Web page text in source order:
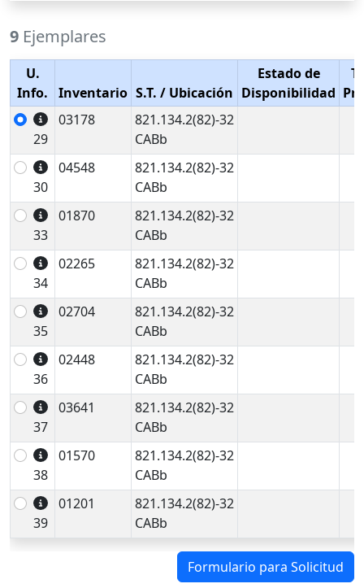
9 Ejemplares
U.
Info.
Inventario S.T. / Ubicación
Estado de
Disponibilidad
29
03178
821.134.2(82)-32
CABb
30
04548
821.134.2(82)-32
CABb
33
01870
821.134.2(82)-32
CABb
34
02265
821.134.2(82)-32
CABb
35
02704
821.134.2(82)-32
CABb
36
02448
821.134.2(82)-32
CABb
37
03641
821.134.2(82)-32
CABb
38
01570
821.134.2(82)-32
CABb
39
01201
821.134.2(82)-32
CABb
Formulario para Solicitud